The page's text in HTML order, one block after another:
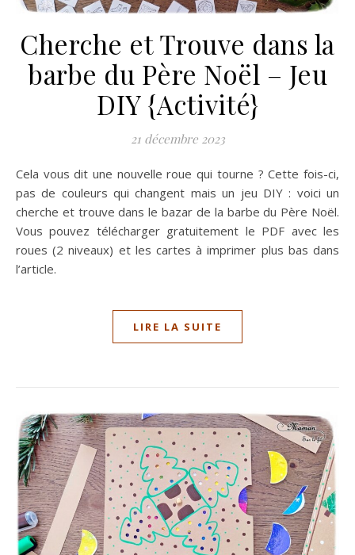
Cherche et Trouve dans la
barbe du Père Noël – Jeu
DIY {Activité}
21 décembre 2023
Cela vous dit une nouvelle roue qui tourne ? Cette fois-ci,
pas de couleurs qui changent mais un jeu DIY : voici un
cherche et trouve dans le bazar de la barbe du Père Noël.
Vous pouvez télécharger gratuitement le PDF avec les
roues (2 niveaux) et les cartes à imprimer plus bas dans
l’article.
LIRE LA SUITE